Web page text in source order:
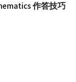
作答技巧